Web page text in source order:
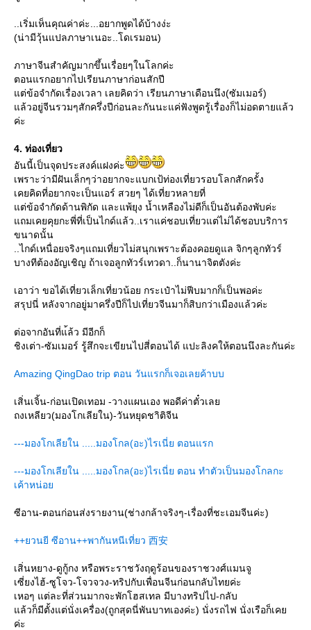
..เริ่มเห็นคุณค่าค่ะ...อยากพูดได้บ้างง่ะ
(น่ามีวุ้นแปลภาษาเนอะ..โดเรมอน)
ภาษาจีนสำคัญมากขึ้นเรื่อยๆในโลกค่ะ
ตอนแรกอยากไปเรียนภาษาก่อนสักปี
ต่ข้อจำกัดเรื่องเวลา เลยคิดว่า เรียนภาษาเดือนนึง(ซัมเมอร์)
ล้วอยู่จีนรวมๆสักครึ่งปีก่อนละกันนะแค่ฟังพูดรู้เรื่องก็ไม่อดตายแล้ว
ค่ะ
4. ท่องเที่ยว
อันนี้เป็นจุดประสงค์แฝงค่ะ
เพราะว่ามีฝันเล็กๆว่าอยากจะแบกเป้ท่องเที่ยวรอบโลกสักครั้ง
เคยคิดที่อยากจะเป็นแอร์ สวยๆ ได้เที่ยวหลายที่
ต่ข้อจำกัดด้านพิกัด และแพ้ยุง น้ำเหลืองไม่ดีก็เป็นอันต้องพับค่ะ
ถมเคยคุยกะพี่ที่เป็นไกด์แล้ว..เราแค่ชอบเที่ยวแต่ไม่ได้ชอบบริการ
ขนาดนั้น
..ไกด์เหนื่อยจริงๆแถมเที่ยวไม่สนุกเพราะต้องคอยดูแล จิกๆลูกทัวร์
บางทีต้องอัญเชิญ ถ้าเจอลูกทัวร์เทวดา..ก็นานาจิตตังค่ะ
เอาว่า ขอได้เที่ยวเล็กเที่ยวน้อย กระเป๋าไม่ฟีบมากก็เป็นพอค่ะ
สรุปนี่ หลังจากอยู่มาครึ่งปีก็ไปเที่ยวจีนมาก็สิบกว่าเมืองแล้วค่ะ
ต่อจากอันที่แ้ล้ว มีอีกก็
ชิงเต่า-ซัมเมอร์ รู้สึกจะเขียนไปสี่ตอนได้ แปะลิงคให้ตอนนึงละกันค่ะ
Amazing QingDao trip ตอน วันแรกก็เจอเลยค้าบบ
เสิ่นเจิ้น-ก่อนเปิดเทอม -วางแผนเอง พอดีค่าตั๋วเล
ถงเหลียว(มองโกเลียใน)-วันหยุดชาิติจีน
---มองโกเลียใน .....มองโกล(อะ)ไรเนี่ย ตอนแรก
---มองโกเลียใน .....มองโกล(อะ)ไรเนี่ย ตอน ทำตัวเป็นมองโกลกะ
เค้าหน่อ
ซีอาน-ตอนก่อนส่งรายงาน(ช่างกล้าจริงๆ-เรื่องที่ชะเอมจีนค่ะ)
++ยวนยี ซีอาน++พากันหนีเที่ยว 西安
เสิ่นหยาง-ดูกู้กง หรือพระราชวังฤดูร้อนของราชวงศ์แมนจู
เซี่ยงไฮ้-ซูโจว-โจวจวง-ทริปกับเพื่อนจีนก่อนกลับไทยค่ะ
เหอๆ แต่ละที่ส่วนมากจะพักโฮสเทล มีบางทริปไป-กลับ
ล้วก็มีตั้งแต่นั่งเครื่อง(ถูกสุดนี่พันบาทเองค่ะ) นั่งรถไฟ นั่งเรือก็เค
ค่ะ